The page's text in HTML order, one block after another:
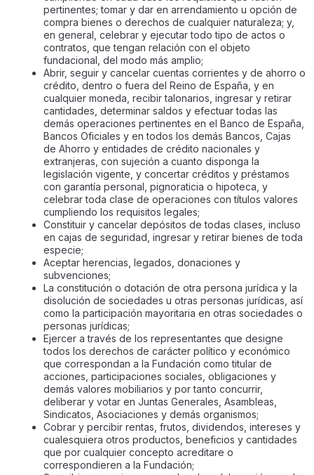
pertinentes; tomar y dar en arrendamiento u opción de
compra bienes o derechos de cualquier naturaleza; y,
en general, celebrar y ejecutar todo tipo de actos o
contratos, que tengan relación con el objeto
fundacional, del modo más amplio;
Abrir, seguir y cancelar cuentas corrientes y de ahorro o
crédito, dentro o fuera del Reino de España, y en
cualquier moneda, recibir talonarios, ingresar y retirar
cantidades, determinar saldos y efectuar todas las
demás operaciones pertinentes en el Banco de España,
Bancos Oficiales y en todos los demás Bancos, Cajas
de Ahorro y entidades de crédito nacionales y
extranjeras, con sujeción a cuanto disponga la
legislación vigente, y concertar créditos y préstamos
con garantía personal, pignoraticia o hipoteca, y
celebrar toda clase de operaciones con títulos valores
cumpliendo los requisitos legales;
Constituir y cancelar depósitos de todas clases, incluso
en cajas de seguridad, ingresar y retirar bienes de toda
especie;
Aceptar herencias, legados, donaciones y
subvenciones;
La constitución o dotación de otra persona jurídica y la
disolución de sociedades u otras personas jurídicas, así
como la participación mayoritaria en otras sociedades o
personas jurídicas;
Ejercer a través de los representantes que designe
todos los derechos de carácter político y económico
que correspondan a la Fundación como titular de
acciones, participaciones sociales, obligaciones y
demás valores mobiliarios y por tanto concurrir,
deliberar y votar en Juntas Generales, Asambleas,
Sindicatos, Asociaciones y demás organismos;
Cobrar y percibir rentas, frutos, dividendos, intereses y
cualesquiera otros productos, beneficios y cantidades
que por cualquier concepto acreditare o
correspondieren a la Fundación;